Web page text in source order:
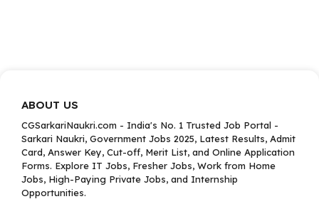
ABOUT US
CGSarkariNaukri.com - India's No. 1 Trusted Job Portal -
Sarkari Naukri, Government Jobs 2025, Latest Results, Admit
Card, Answer Key, Cut-off, Merit List, and Online Application
Forms. Explore IT Jobs, Fresher Jobs, Work from Home
Jobs, High-Paying Private Jobs, and Internship
Opportunities.